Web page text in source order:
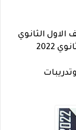
الاول الثانوي
2022